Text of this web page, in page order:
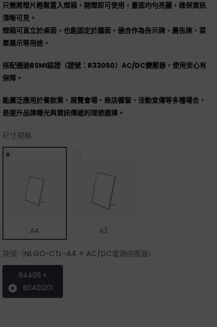
只需將燈片輕鬆置入燈箱，開燈即可使用，畫面均勻亮麗，確保資訊
清晰可見。
燈箱可直立於桌面，也能固定於牆面，適合作為告示牌、廣告牌、菜
單展示等用途。
搭配通過BSMI認證（證號：R33050）AC/DC變壓器，使用安心有
保障。
能廣泛應用於餐飲業、展覽會場、商店櫥窗、活動宣傳等多種場合，
是提升品牌曝光與資訊傳遞的理想選擇。
尺寸規格
A4 A3
貨號（NLGO-CTL-A4 + AC/DC電源供應器）
844011 +
B0401201